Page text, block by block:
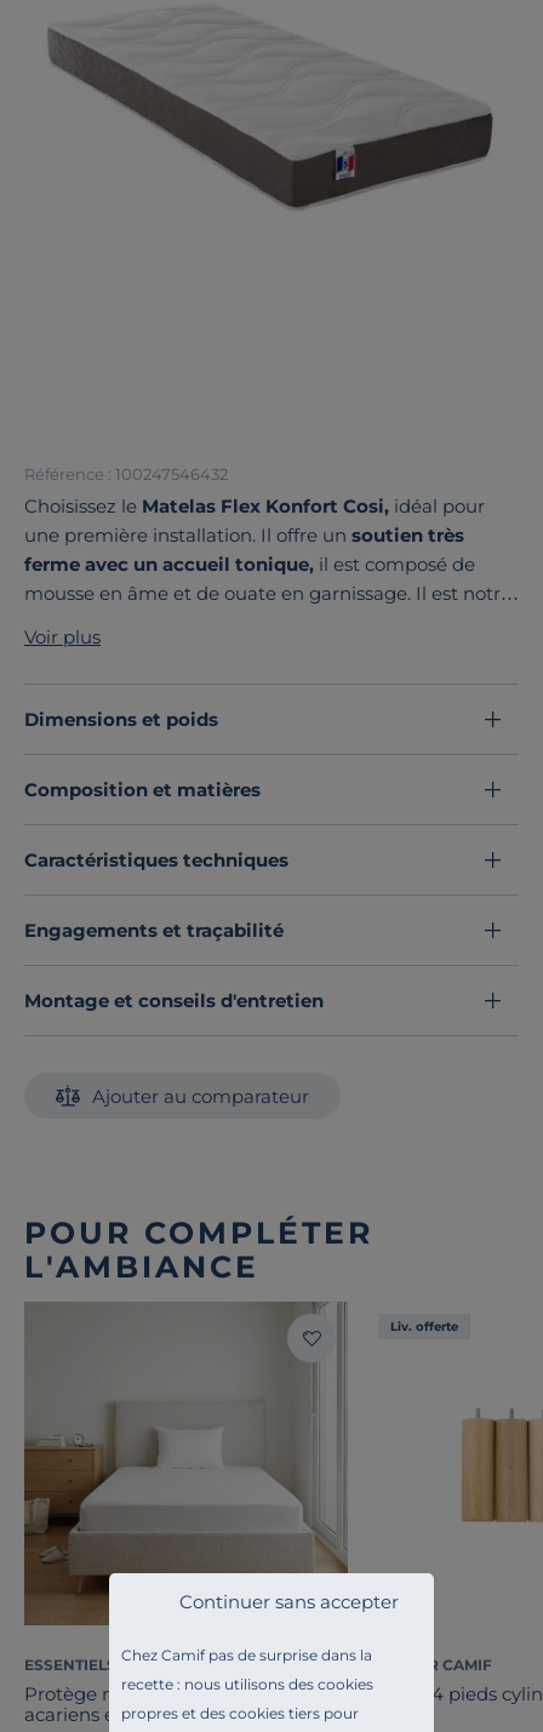
Chez Camif pas de surprise dans la
recette : nous utilisons des cookies
propres et des cookies tiers pour
Continuer sans accepter
Référence : 100247546432
Choisissez le Matelas Flex Konfort Cosi, idéal pour
une première installation. Il offre un soutien très
ferme avec un accueil tonique, il est composé de
mousse en âme et de ouate en garnissage. Il est notre
anti-bactériens et anti-acariens. Il contient des
substances actives: Benzisothiazolinone,
Octylisothiazolinone.
Voir plus
Dimensions et poids
Composition et matières
Caractéristiques techniques
Engagements et traçabilité
Montage et conseils d'entretien
Ajouter au comparateur
POUR COMPLÉTER
L'AMBIANCE
ESSENTIELS PAR CAMIF
Protège matelas molleton anti
acariens et bactérien Anais
Liv. offerte
COSI PAR CAMIF
Jeu de 4 pieds